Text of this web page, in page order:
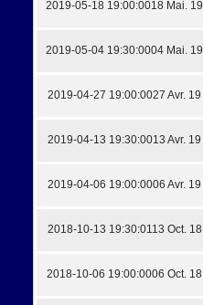
2019-05-18 19:00:0018 Mai. 19
2019-05-04 19:30:0004 Mai. 19
2019-04-27 19:00:0027 Avr. 19
2019-04-13 19:30:0013 Avr. 19
2019-04-06 19:00:0006 Avr. 19
2018-10-13 19:30:0113 Oct. 18
2018-10-06 19:00:0006 Oct. 18